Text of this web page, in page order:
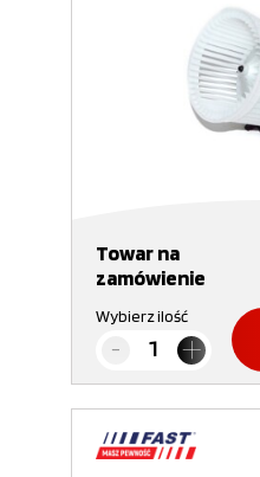
Towar na
zamówienie
Wybierz ilość